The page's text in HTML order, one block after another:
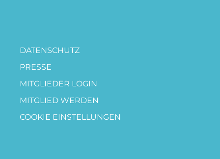
DATENSCHUTZ
PRESSE
MITGLIEDER LOGIN
MITGLIED WERDEN
COOKIE EINSTELLUNGEN